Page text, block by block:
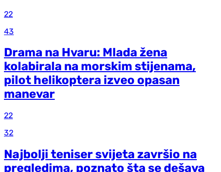
22
43
Drama na Hvaru: Mlada žena
kolabirala na morskim stijenama,
pilot helikoptera izveo opasan
manevar
22
32
Najbolji teniser svijeta završio na
pregledima, poznato šta se dešava